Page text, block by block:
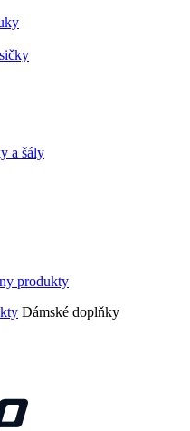
a šály
Dámské doplňky